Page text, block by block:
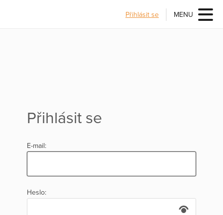
Přihlásit se MENU
Přihlásit se
E-mail:
Heslo: